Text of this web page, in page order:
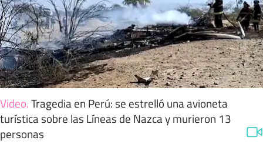
Video.Tragedia en Perú: se estrelló una avioneta
turística sobre las Líneas de Nazca y murieron 13
personas